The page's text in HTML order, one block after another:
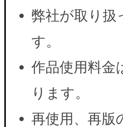
弊社が取り扱
す。
作品使用料金
ります。
再使用、再版